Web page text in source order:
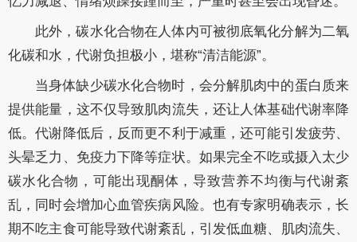
此外，碳水化合物在人体内可被彻底氧化分解为二氧
化碳和水，代谢负担极小，堪称“清洁能源”。
当身体缺少碳水化合物时，会分解肌肉中的蛋白质来
提供能量，这不仅导致肌肉流失，还让人体基础代谢率降
低。代谢降低后，反而更不利于减重，还可能引发疲劳、
头晕乏力、免疫力下降等症状。如果完全不吃或摄入太少
碳水化合物，可能出现酮体，导致营养不均衡与代谢紊
乱，同时会增加心血管疾病风险。也有专家明确表示，长
期不吃主食可能导致代谢紊乱，引发低血糖、肌肉流失、